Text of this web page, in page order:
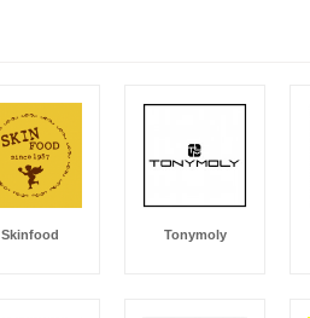
Skinfood Tonymoly